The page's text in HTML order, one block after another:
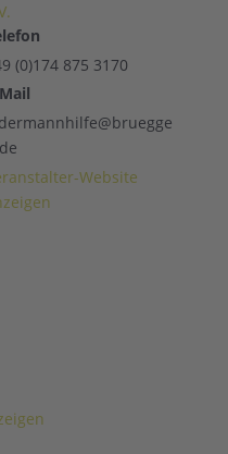
(0)174 875 3170
Website